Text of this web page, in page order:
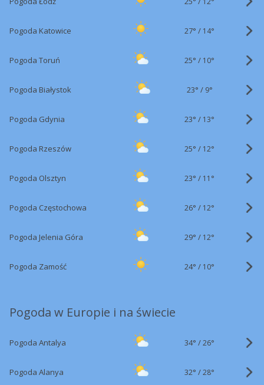
Pogoda Katowice 27° / 14°
Pogoda Toruń 25° / 10°
Pogoda Białystok 23° / 9°
Pogoda Gdynia 23° / 13°
Pogoda Rzeszów 25° / 12°
Pogoda Olsztyn 23° / 11°
Pogoda Częstochowa 26° / 12°
Pogoda Jelenia Góra 29° / 12°
Pogoda Zamość 24° / 10°
Pogoda w Europie i na świecie
Pogoda Antalya 34° /26°
Pogoda Alanya 32° /28°